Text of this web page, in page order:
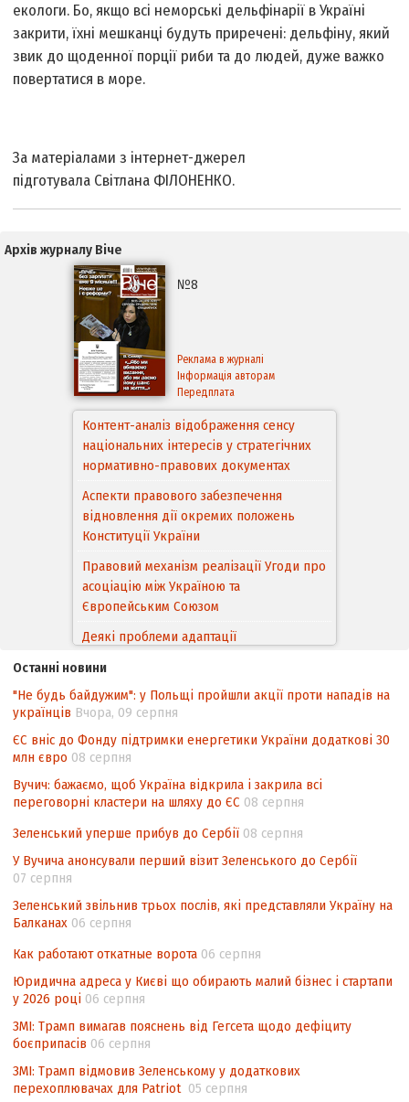
екологи. Бо, якщо всі неморські дельфінарії в Україні
закрити, їхні мешканці будуть приречені: дельфіну, який
звик до щоденної порції риби та до людей, дуже важко
повертатися в море.
За матеріалами з інтернет-джерел
підготувала Світлана ФІЛОНЕНКО.
Архів журналу Віче
№8
Реклама в журналі
Інформація авторам
Передплата
Контент-аналіз відображення сенсу
національних інтересів у стратегічних
нормативно-правових документах
Аспекти правового забезпечення
відновлення дії окремих положень
Конституції України
Правовий механізм реалізації Угоди про
асоціацію між Україною та
Європейським Cоюзом
Деякі проблеми адаптації
походження товарів відповідно до
Угоди про торговельні аспекти прав
інтелектуальної власності (TRIPS) у
контексті євроінтеграції
Аналіз виборчого законодавства щодо
невизначеності механізму повторного
підрахунку голосів виборців
Інформаційна безпека суспільства
Останні новини
"Не будь байдужим": у Польщі пройшли акції проти нападів на
українців Вчора, 09 серпня
ЄС вніс до Фонду підтримки енергетики України додаткові 30
млн євро 08 серпня
Вучич: бажаємо, щоб Україна відкрила і закрила всі
переговорні кластери на шляху до ЄС 08 серпня
Зеленський уперше прибув до Сербії 08 серпня
У Вучича анонсували перший візит Зеленського до Сербії
07 серпня
Зеленський звільнив трьох послів, які представляли Україну на
Балканах 06 серпня
Как работают откатные ворота 06 серпня
Юридична адреса у Києві що обирають малий бізнес і стартапи
у 2026 році 06 серпня
ЗМІ: Трамп вимагав пояснень від Гегсета щодо дефіциту
боєприпасів 06 серпня
ЗМІ: Трамп відмовив Зеленському у додаткових
перехоплювачах для Patriot 05 серпня